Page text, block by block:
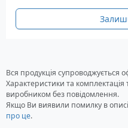
3D.
Додаткові
Характеристики
Екран
Розмір по
Вся продукція супроводжується
Характеристики та
виробником без повідомлення.
Якщо Ви виявили помилку в описі
про це.